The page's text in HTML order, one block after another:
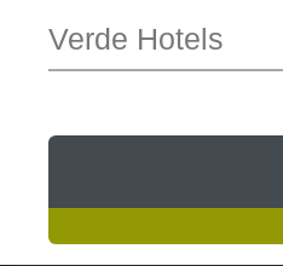
Verde Hotels